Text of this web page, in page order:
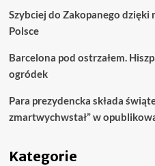
Szybciej do Zakopanego
Polsce
Barcelona pod ostrzałem.
ogródek
Para prezydencka składa
zmartwychwstał” w
Kategorie